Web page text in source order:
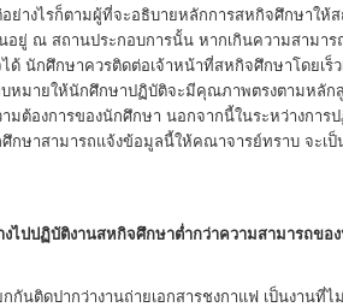
ย่างไรก็ตามผู้ที่จะอธิบายหลักการสหกิจศึกษาให้ส
ยู่ ณ สถานประกอบการนั้น หากเกินความสามาร
ด้ นักศึกษาควรติดต่อเจ้าหน้าที่สหกิจศึกษาโดยเร็
หมายให้นักศึกษาปฏิบัติจะมีคุณภาพตรงตามหลัก
มต้องการของนักศึกษา นอกจากนี้ในระหว่างการ
กษาสามารถแจ้งข้อมูลนี้ให้คณาจารย์ทราบ จะเ
ไปปฏิบัติงานสหกิจศึกษาต่ำกว่าความสามารถขอ
นติดปากว่างานถ่ายเอกสารชงกาแฟ เป็นงานที่ไ